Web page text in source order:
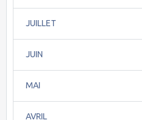
JUILLET
JUIN
MAI
AVRIL